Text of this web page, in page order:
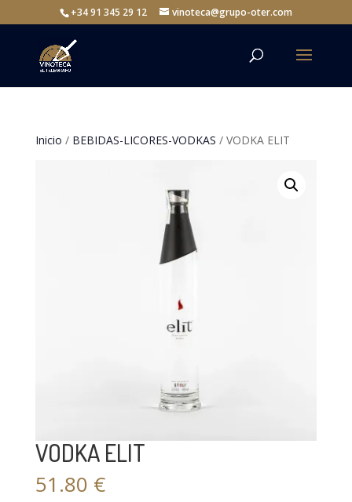
+34 91 345 29 12 vinoteca@grupo-oter.com
Inicio / BEBIDAS-LICORES-VODKAS / VODKA ELIT
VODKA ELIT
51.80 €